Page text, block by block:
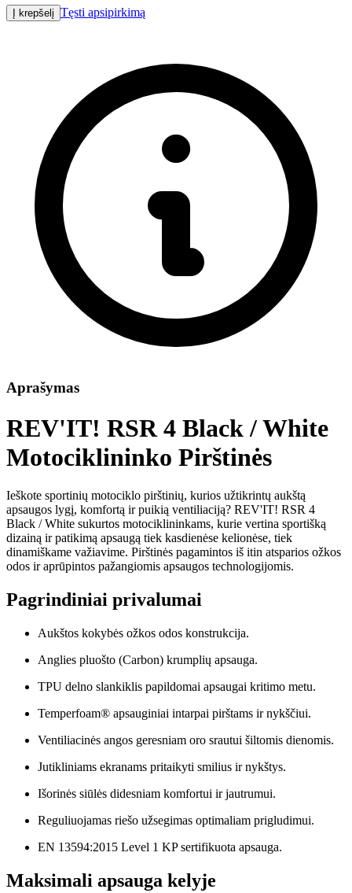
Į krepšelį Tęsti apsipirkimą
Aprašymas
REV'IT! RSR 4 Black / White
Motociklininko Pirštinės
Ieškote sportinių motociklo pirštinių, kurios užtikrintų aukštą
apsaugos lygį, komfortą ir puikią ventiliaciją? REV'IT! RSR 4
Black / White sukurtos motociklininkams, kurie vertina sportišką
dizainą ir patikimą apsaugą tiek kasdienėse kelionėse, tiek
dinamiškame važiavime. Pirštinės pagamintos iš itin atsparios ožkos
odos ir aprūpintos pažangiomis apsaugos technologijomis.
Pagrindiniai privalumai
Aukštos kokybės ožkos odos konstrukcija.
Anglies pluošto (Carbon) krumplių apsauga.
TPU delno slankiklis papildomai apsaugai kritimo metu.
Temperfoam® apsauginiai intarpai pirštams ir nykščiui.
Ventiliacinės angos geresniam oro srautui šiltomis dienomis.
Jutikliniams ekranams pritaikyti smilius ir nykštys.
Išorinės siūlės didesniam komfortui ir jautrumui.
Reguliuojamas riešo užsegimas optimaliam prigludimui.
EN 13594:2015 Level 1 KP sertifikuota apsauga.
Maksimali apsauga kelyje